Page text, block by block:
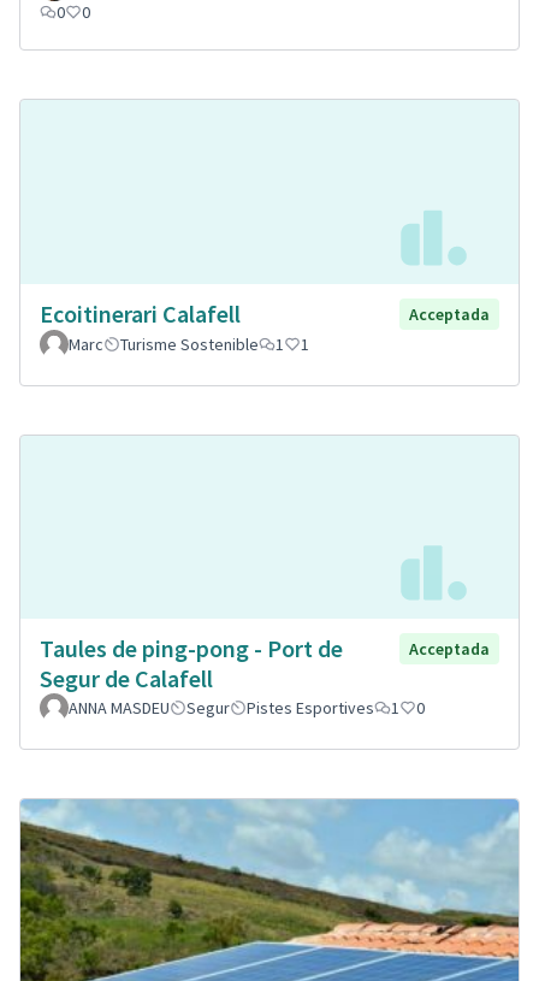
0
0
Ecoitinerari Calafell
Acceptada
Marc
Turisme Sostenible 1 1
Taules de ping-pong - Port de
Segur de Calafell
Acceptada
ANNA MASDEU Segur Pistes Esportives 1 0